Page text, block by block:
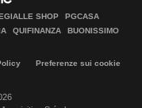
SHOP
PGCASA
QUIFINANZA
BUONISSIMO
Preferenze sui cookie